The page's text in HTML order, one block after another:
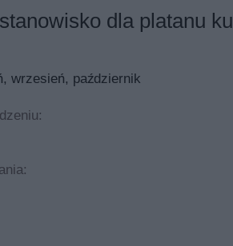
dla platanu
wrzesień, październik